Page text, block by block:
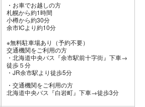
お車でお越しの方
札幌から約1時間
小樽から約30分
余市ICより約10分
※無料駐車場あり（予約不要）
交通機関をご利用の方
・北海道中央バス『余市駅前十字街』下車→
徒歩５分
・JR余市駅より徒歩5分
交通機関をご利用の方
北海道中央バス『白岩町』下車→徒歩3分